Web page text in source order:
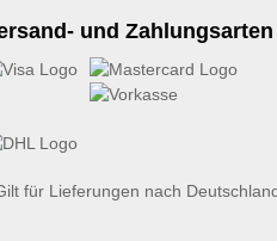
und Zahlungsarten
für Lieferungen nach